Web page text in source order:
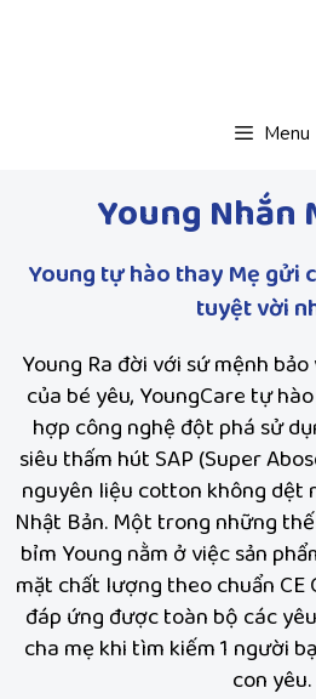
Menu
Young Nhắn
Young tự hào thay Mẹ gửi
tuyệt vời
Young Ra đời với sứ mệnh
của bé yêu, YoungCare tự
hợp công nghệ đột phá sử
siêu thấm hút SAP (Super
nguyên liệu cotton không dệt
Nhật Bản. Một trong những
bỉm Young nằm ở việc sản
mặt chất lượng theo chuẩn CE
đáp ứng được toàn bộ các
cha mẹ khi tìm kiếm 1 người
con yêu.